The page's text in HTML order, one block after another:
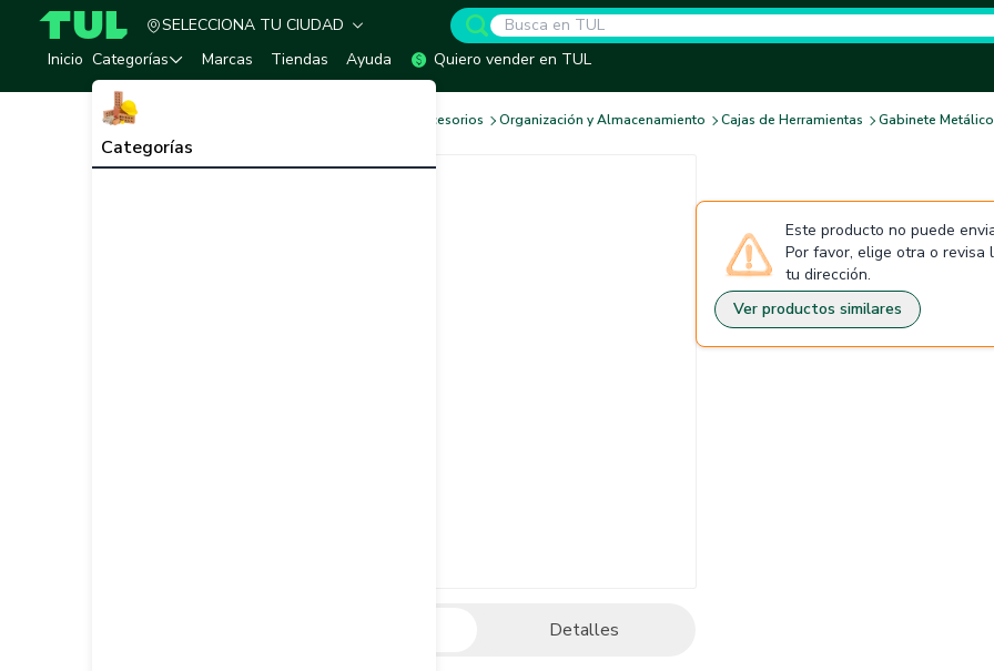
TUL - Tu Marketplace de Construcción
SELECCIONA TU CIUDAD
Inicio Categorías
Categorías
Marcas Tiendas Ayuda Quiero vender en TUL
Herramientas, Equipos y Accesorios Organización y Almacenamiento Cajas de Herramientas Gabinete
Detalles
Este producto no puede
Por favor, elige otra o revisa
tu dirección.
Ver productos similares